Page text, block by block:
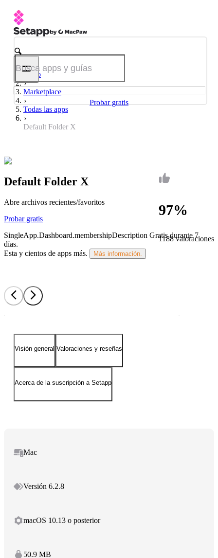
Probar gratis
Inicio
Marketplace
Todas las apps
Default Folder X
97%
1188 valoraciones
Default Folder X
Abre archivos recientes/favoritos
Probar gratis
SingleApp.Dashboard.membershipDescription Gratis durante 7
días.
Esta y cientos de apps más.
Más información.
Visión general Valoraciones y reseñas
Acerca de la suscripción a Setapp
Mac
Versión 6.2.8
macOS 10.13 o posterior
50.9 MB